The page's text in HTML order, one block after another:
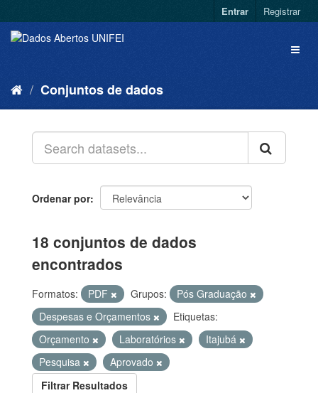
Entrar Registrar
Conjuntos de dados
Ordenar por
18 conjuntos de dados
encontrados
Formatos: PDF Grupos:
Pós Graduação
Despesas e Orçamentos
Etiquetas:
Orçamento
Laboratórios
Itajubá
Pesquisa
Aprovado
Filtrar Resultados